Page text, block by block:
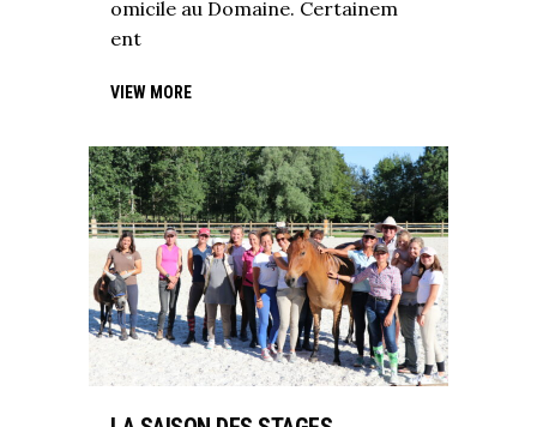
omicile au Domaine. Certainem
ent
VIEW MORE